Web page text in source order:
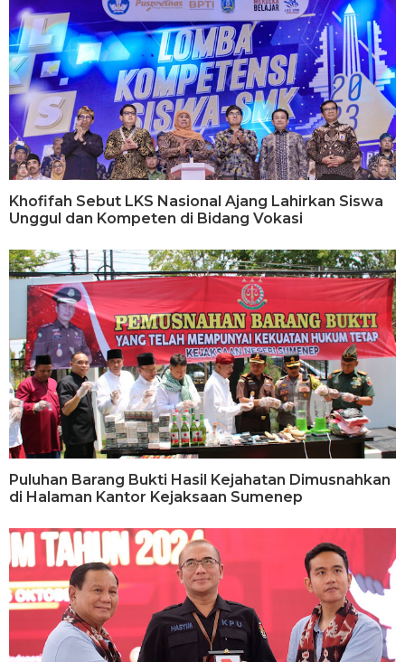
Khofifah Sebut LKS Nasional Ajang Lahirkan Siswa
Unggul dan Kompeten di Bidang Vokasi
Puluhan Barang Bukti Hasil Kejahatan Dimusnahkan
di Halaman Kantor Kejaksaan Sumenep